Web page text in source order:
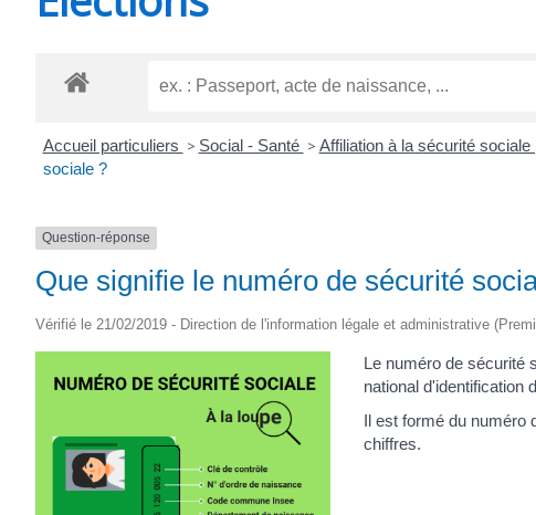
Accueil particuliers > Social - Santé > Affiliation à la sécurité
sociale ?
Question-réponse
Que signifie le numéro de sécurité
Vérifié le 21/02/2019 - Direction de l'information légale et administrative
Le numéro de sécurité
national d'identification
Il est formé du numéro
chiffres.